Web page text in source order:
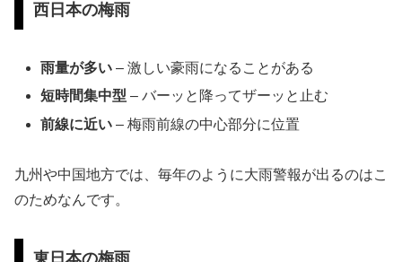
西日本の梅雨
雨量が多い – 激しい豪雨になることがある
短時間集中型 – バーッと降ってザーッと止む
前線に近い – 梅雨前線の中心部分に位置
九州や中国地方では、毎年のように大雨警報が出るのはこ
のためなんです。
東日本の梅雨